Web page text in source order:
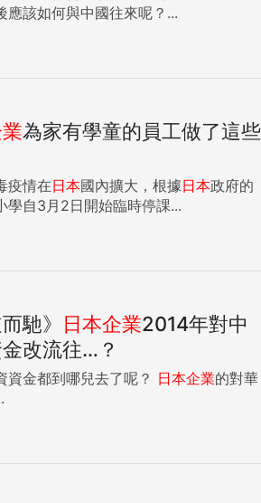
應該如何與中國往來呢？...
為家有學童的員工做了這些
疫情在日本國內擴大，根據日本政府的
學自3月2日開始臨時停課...
馳》 日本企業2014年對中
改流往…？
資金都到哪兒去了呢？ 日本企業的對華